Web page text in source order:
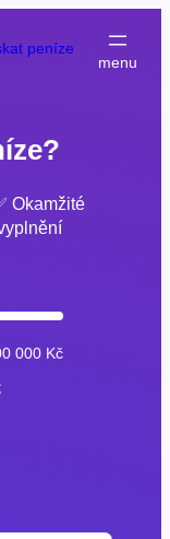
peníze
Okamžité
000 Kč